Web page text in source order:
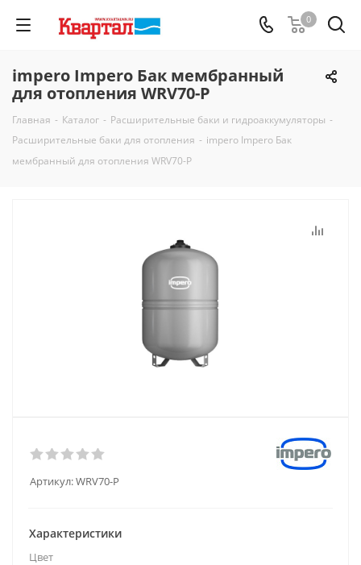
0
impero Impero Бак мембранный
для отопления WRV70-P
Главная - Каталог - Расширительные баки и гидроаккумуляторы -
Расширительные баки для отопления - impero Impero Бак
мембранный для отопления WRV70-P
Артикул:WRV70-P
Характеристики
Цвет